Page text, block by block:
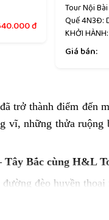
đ
Tour Nội
Quế 4N3Đ:
KHỞI
Giá bán:
trở thành điểm đến
vĩ, những thửa
Bắc cùng H&L
đèo huyền thoại